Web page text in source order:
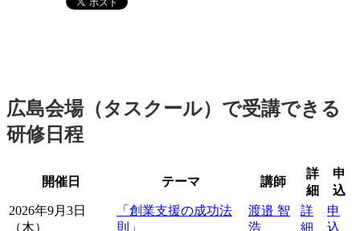
広島会場（タスクール）で受講できる
研修日程
開催日 テーマ 講師
詳
細
申
込
2026年9月3日
（木）
「創業支援の成功法
則」
渡邉 智
浩
詳
細
申
込